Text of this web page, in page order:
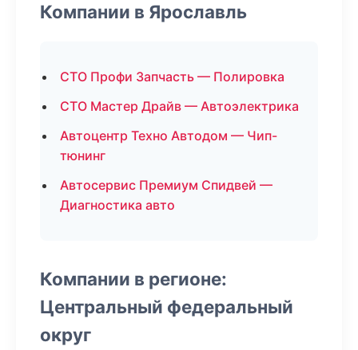
Компании в Ярославль
СТО Профи Запчасть — Полировка
СТО Мастер Драйв — Автоэлектрика
Автоцентр Техно Автодом — Чип-
тюнинг
Автосервис Премиум Спидвей —
Диагностика авто
Компании в регионе:
Центральный федеральный
округ